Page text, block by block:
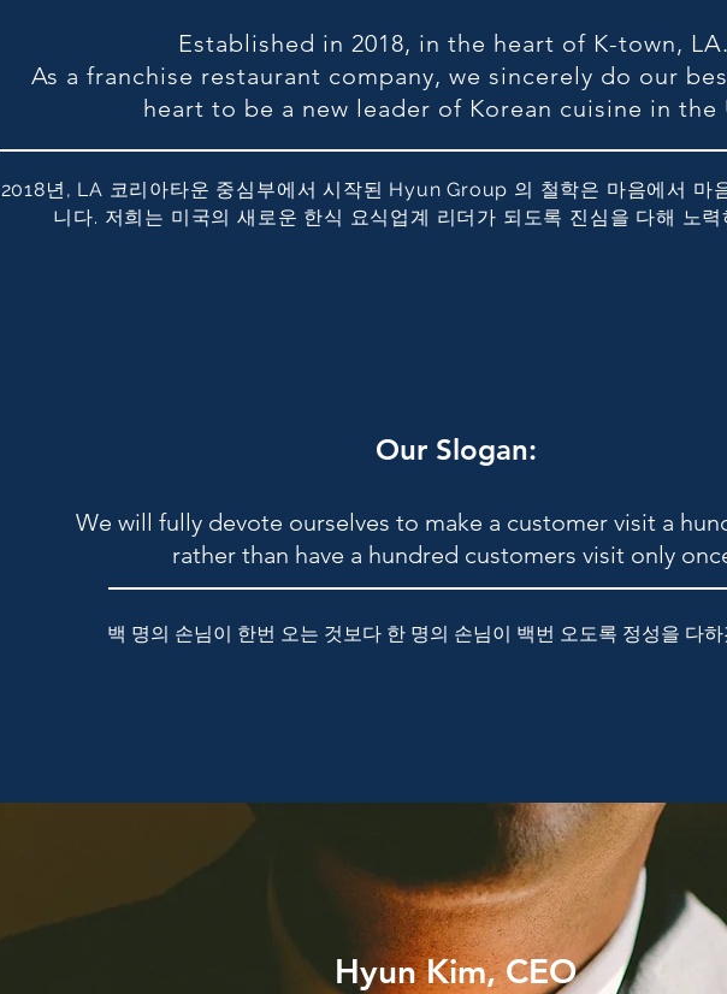
Established in 2018, in the heart of K-town,
As a franchise restaurant company, we sincerely do our
heart to be a new leader of Korean cuisine in the
2018년, LA 코리아타운 중심부에서 시작된 Hyun Group 의 철학은 마음에서 마
니다. 저희는 미국의 새로운 한식 요식업계 리더가 되도록 진심을 다해 노
Our Slogan:
We will fully devote ourselves to make a customer visit a
rather than have a hundred customers visit only
백 명의 손님이 한번 오는 것보다 한 명의 손님이 백번 오도록 정성을 다
Hyun Kim, CEO